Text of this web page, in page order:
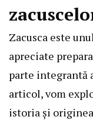
Zacusca este
apreciate
parte integrantă
articol, vom
istoria și